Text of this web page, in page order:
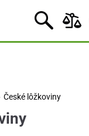
České lôžkoviny